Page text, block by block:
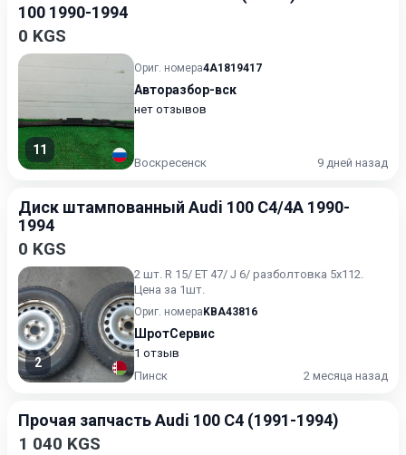
100 1990-1994
0 KGS
11
Ориг. номера4A1819417
Авторазбор-вск
нет отзывов
Воскресенск 9 дней назад
Диск штампованный Audi 100 C4/4A 1990-
1994
0 KGS
2
2 шт. R 15/ ET 47/ J 6/ разболтовка 5х112.
Цена за 1шт.
Ориг. номера KBA43816
ШротСервис
1 отзыв
Пинск
2 месяца назад
Прочая запчасть Audi 100 C4 (1991-1994)
1 040 KGS